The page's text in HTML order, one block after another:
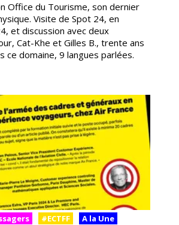
Office du Tourisme, son dernier
Visite de Spot 24, en
et discussion avec deux
Cat-Khe et Gilles B., trente ans
ce domaine, 9 langues parlées.
#ECTFF A la Une